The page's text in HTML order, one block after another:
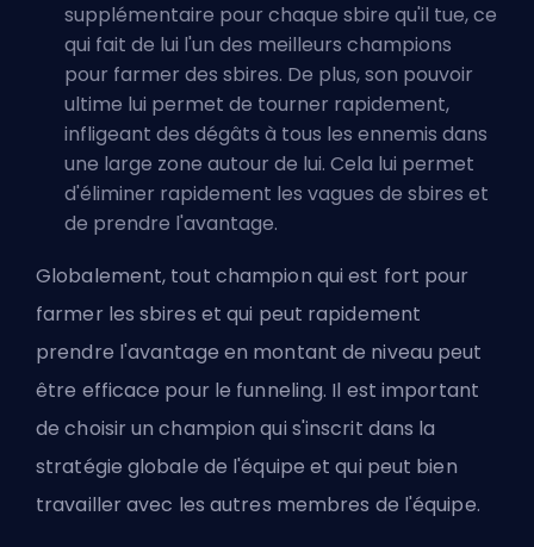
supplémentaire pour chaque sbire qu'il tue, ce
qui fait de lui l'un des meilleurs champions
pour farmer des sbires. De plus, son pouvoir
ultime lui permet de tourner rapidement,
infligeant des dégâts à tous les ennemis dans
une large zone autour de lui. Cela lui permet
d'éliminer rapidement les vagues de sbires et
de prendre l'avantage.
Globalement, tout champion qui est fort pour
farmer les sbires et qui peut rapidement
prendre l'avantage en montant de niveau peut
être efficace pour le funneling. Il est important
de choisir un champion qui s'inscrit dans la
stratégie globale de l'équipe et qui peut bien
travailler avec les autres membres de l'équipe.